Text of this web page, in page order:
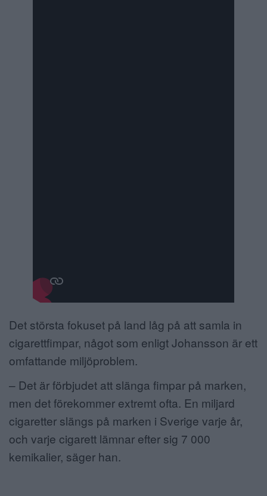
Det största fokuset på land låg på att samla in
cigarettfimpar, något som enligt Johansson är ett
omfattande miljöproblem.
– Det är förbjudet att slänga fimpar på marken,
men det förekommer extremt ofta. En miljard
cigaretter slängs på marken i Sverige varje år,
och varje cigarett lämnar efter sig 7 000
kemikalier, säger han.